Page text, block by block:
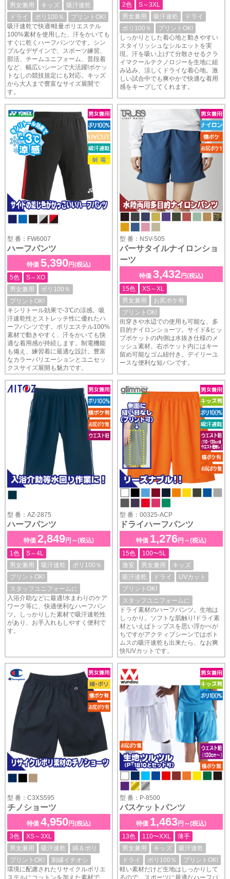
男女兼用
キッズ
吸汗速乾
ドライ
ポリ100％
プリントOK!
吸汗速乾で快適!軽量ポリエステル
100%素材を使用した、汗をかいても
すぐに乾くハーフパンツです。シン
プルなデザインで、スポーツ練習、
部活、チームユニフォーム、普段着
など、幅広いシーンで大活躍!ポケッ
トなしの競技規定にも対応。キッズ
から大人まで豊富なサイズ展開で
す。
2色
S～3XL
男女兼用
吸汗速乾
ドライ
ポリ100％
プリントOK!
しっかりとした着心地と動きやすい
スタイリッシュなシルエットを実
現。汗を吸い上げて分散させるクラ
イマクールテクノロジーを生地に組
み込み、涼しくドライな着心地。激
しい試合中でも爽やかで快適な着用
感をキープしてくれます。
型 番：FW6007
ハーフパンツ
特価 5,390円(税込)
5色
S～XO
男女兼用
ポリ100％
プリントOK!
キシリトール効果で-3℃の涼感。吸
汗速乾性とストレッチ性に優れたハ
ーフパンツです。ポリエステル100%
素材で動きやすく、汗をかいても快
適な着用感が持続します。制電機能
も備え、練習着に最適な設計。豊富
なカラーバリエーションとユニセッ
クスサイズ展開も魅力です。
型 番：NSV-505
バーサタイルナイロンショ
ーツ
特価 3,432円(税込)
15色
XS～XL
男女兼用
お尻ポケ有
プリントOK!
街穿きや水辺での使用も可能な、多
目的ナイロンショーツ。サイド&ヒッ
プポケットの内側は水抜き仕様のメ
ッシュ素材。右ポケット内にはキー
留め可能なゴム紐付き。デイリーユ
ースな便利な短パンです。
型 番：AZ-2875
ハーフパンツ
特価 2,849円～(税込)
1色
S～4L
男女兼用
吸汗速乾
ポリ100％
プリントOK!
スタッフユニフォームに
入浴介助などに最適!水まわりのケア
ワーク等に、快適便利なハーフパン
ツ。しっかりした素材で吸汗速乾性
があり、お手入れもしやすく便利で
す。
型 番：00325-ACP
ドライハーフパンツ
特価 1,276円～(税込)
15色
100〜5L
激安
男女兼用
キッズ
吸汗速乾
ドライ
UVカット
プリントOK!
スタッフユニフォームに
ドライ素材のハーフパンツ。生地は
しっかり。ソフトな肌触り!ドライ素
材といえばトップスを思い浮かべが
ちですがアクティブシーンではボト
ムスの吸汗速乾も出来たら、なお爽
快!UVカットです。
型 番：C3XS595
チノショーツ
特価 4,950円(税込)
3色
XS～3XL
男女兼用
吸汗速乾
綿＆ポリ
プリントOK!
刺繍イチオシ
環境に配慮されたリサイクルポリエ
ステルにコットンを加えた素材で、
型 番：P-8500
バスケットパンツ
特価 1,463円～(税込)
13色
110〜XXL
薄手
男女兼用
キッズ
吸汗速乾
ドライ
ポリ100％
プリントOK!
軽い素材だけど生地はしっかりして
るので、スポーツに最適なハーフパ